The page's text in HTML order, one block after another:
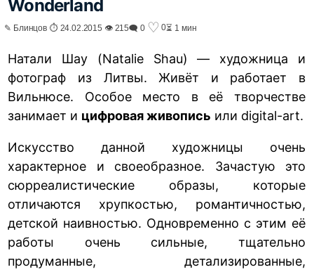
Wonderland
✎ Блинцов ⏱ 24.02.2015 👁 215🗨 0 ♡ 0⏳ 1 мин
Натали Шау (Natalie Shau) — художница и
фотограф из Литвы. Живёт и работает в
Вильнюсе. Особое место в её творчестве
занимает и цифровая живопись или digital-art.
Искусство данной художницы очень
характерное и своеобразное. Зачастую это
сюрреалистические образы, которые
отличаются хрупкостью, романтичностью,
детской наивностью. Одновременно с этим её
работы очень сильные, тщательно
продуманные, детализированные,